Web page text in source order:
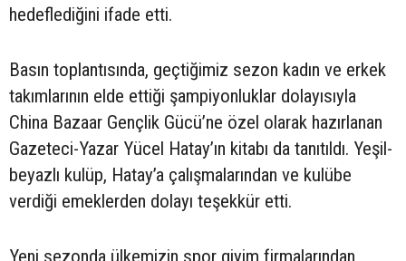
hedeflediğini ifade etti.
Basın toplantısında, geçtiğimiz sezon kadın ve erkek
takımlarının elde ettiği şampiyonluklar dolayısıyla
China Bazaar Gençlik Gücü’ne özel olarak hazırlanan
Gazeteci-Yazar Yücel Hatay’ın kitabı da tanıtıldı. Yeşil-
beyazlı kulüp, Hatay’a çalışmalarından ve kulübe
verdiği emeklerden dolayı teşekkür etti.
Yeni sezonda ülkemizin spor giyim firmalarından